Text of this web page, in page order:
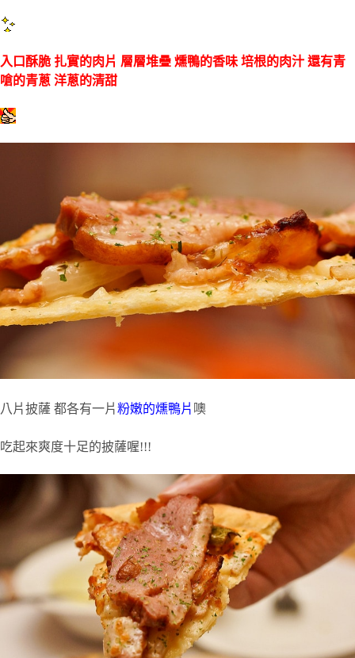
入口酥脆 扎實的肉片 層層堆疊 燻鴨的香味 培根的肉汁 還有青
嗆的青蔥 洋蔥的清甜
八片披薩 都各有一片粉嫩的燻鴨片 噢
吃起來爽度十足的披薩喔!!!